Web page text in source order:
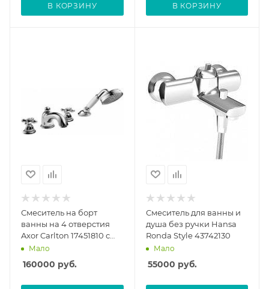
В КОРЗИНУ В КОРЗИНУ
Смеситель на борт
ванны на 4 отверстия
Axor Carlton 17451810 с
душевым гарнитуром,
матовый хром
Мало
160000 руб.
Смеситель для ванны и
душа без ручки Hansa
Ronda Style 43742130
Мало
55000 руб.